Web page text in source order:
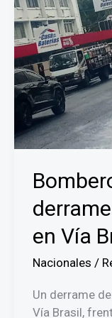
en Vía
Nacionales /
Un derrame
Vía Brasil,